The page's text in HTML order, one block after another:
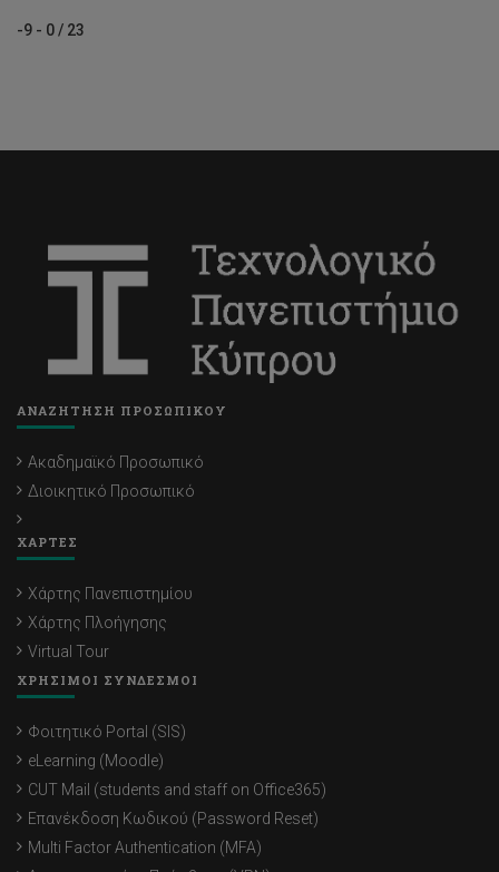
-9 - 0 / 23
ΑΝΑΖΗΤΗΣΗ ΠΡΟΣΩΠΙΚΟΥ
Ακαδημαϊκό Προσωπικό
Διοικητικό Προσωπικό
ΧΑΡΤΕΣ
Χάρτης Πανεπιστημίου
Χάρτης Πλοήγησης
Virtual Tour
ΧΡΗΣΙΜΟΙ ΣΥΝΔΕΣΜΟΙ
Φοιτητικό Portal (SIS)
eLearning (Moodle)
CUT Mail (students and staff on Office365)
Επανέκδοση Κωδικού (Password Reset)
Multi Factor Authentication (MFA)